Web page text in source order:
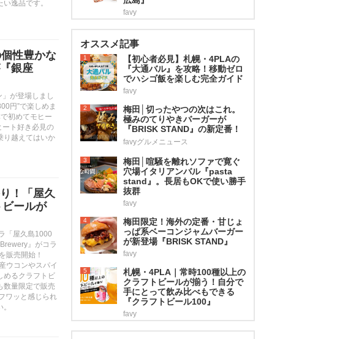
逸品です。
性豊かな
銀座
」が登場しまし
円”で楽しめま
初めてモヒー
ート好き必見の
り越えてはいか
！「屋久
ールが
「屋久島1000
』がコラ
販売開始！
ウコンやスパイ
めるクラフトビ
数量限定で販売
ワッと感じられ
favy
オススメ記事
1
【初心者必見】札幌・4PLAの
『大通バル』を攻略！移動ゼロ
でハシゴ飯を楽しむ完全ガイド
favy
2
梅田│切ったやつの次はこれ。
極みのてりやきバーガーが
『BRISK STAND』の新定番！
favyグルメニュース
3
梅田│喧騒を離れソファで寛ぐ
穴場イタリアンバル『pasta
stand』。長居もOKで使い勝手
抜群
favy
4
梅田限定！海外の定番・甘じょ
っぱ系ベーコンジャムバーガー
が新登場『BRISK STAND』
favy
5
札幌・4PLA｜常時100種以上の
クラフトビールが揃う！自分で
手にとって飲み比べもできる
『クラフトビール100』
favy